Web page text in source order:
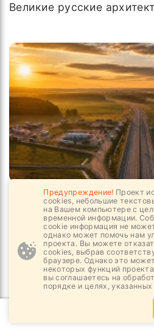
Великие русские
07.08, 08:54
Путешествовать по
удобнее
Предупреждение! Проект
cookies, небольшие
на Вашем компьютере с
временной информации.
cookie информация не
однако может помочь нам
проекта. Вы можете
cookies, выбрав
браузере. Однако это
некоторых функций
вы соглашаетесь на
порядке и целях,